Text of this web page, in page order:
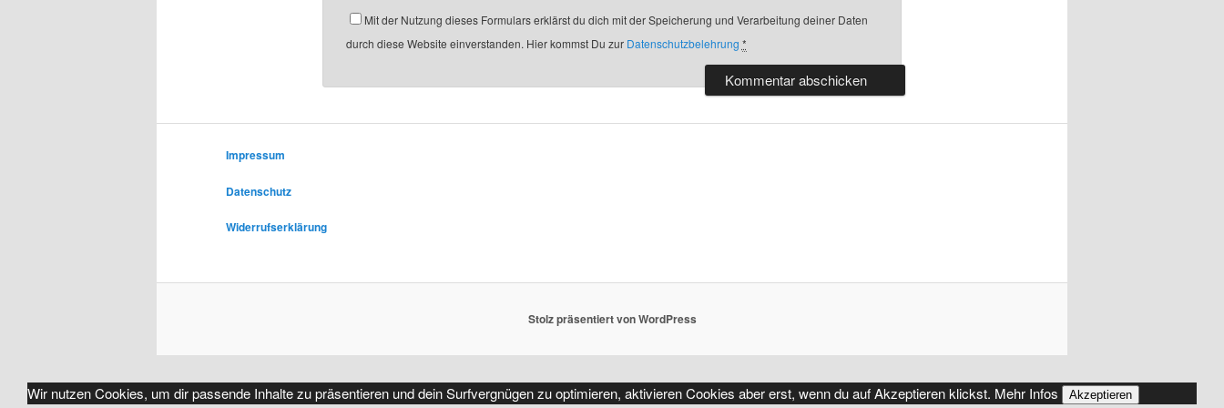
Mit der Nutzung dieses Formulars erklärst du dich mit der Speicherung und Verarbeitung deiner Daten
durch diese Website einverstanden. Hier kommst Du zur Datenschutzbelehrung *
Impressum
Datenschutz
Widerrufserklärung
Stolz präsentiert von WordPress
Wir nutzen Cookies, um dir passende Inhalte zu präsentieren und dein Surfvergnügen zu optimieren, aktivieren Cookies aber erst, wenn du auf Akzeptieren klickst. Mehr Infos Akzeptieren